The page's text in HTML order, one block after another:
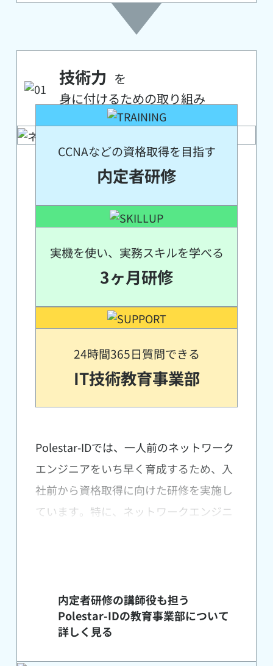
技術力 を
身に付けるための取り組み
CCNAなどの資格取得を目指す
内定者研修
実機を使い、実務スキルを学べる
3ヶ月研修
24時間365日質問できる
IT技術教育事業部
Polestar-IDでは、一人前のネットワーク
エンジニアをいち早く育成するため、入
社前から資格取得に向けた研修を実施し
ています。特に、ネットワークエンジニ
合格者は、毎月の給料にプラスして資格
手当を受け取れるため、月給アップがで
きることも魅力の一つです。
内定者研修の講師役も担う
Polestar-IDの教育事業部について
詳しく見る